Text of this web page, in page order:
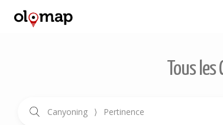
Tous
Canyoning ⟩ Pertinence